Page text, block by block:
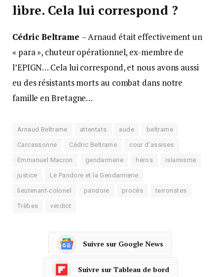
libre. Cela lui correspond ?
Cédric Beltrame – Arnaud était effectivement un
« para », chuteur opérationnel, ex-membre de
l’EPIGN… Cela lui correspond, et nous avons aussi
eu des résistants morts au combat dans notre
famille en Bretagne…
Arnaud Beltrame attentats aude beltrame
Carcassonne Cédric Beltrame cour d’assises
Emmanuel Macron gendarmerie héros islamisme
justice Le Pandore et la Gendarmerie
lieutenant-colonel pandore procès terroristes
Trèbes verdict
Suivre sur Google News
Suivre sur Tableau de bord